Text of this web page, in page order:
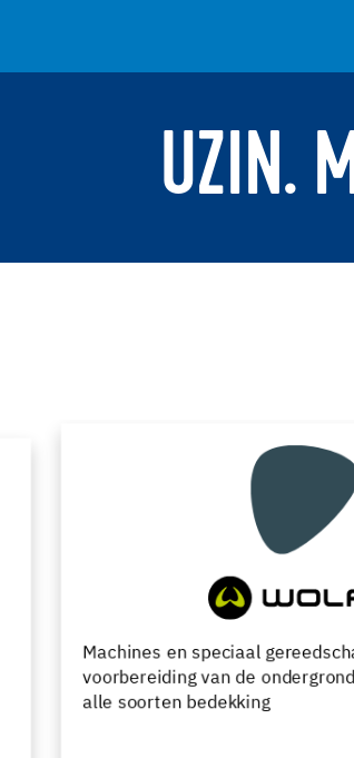
UZIN.
voor de
en het leggen van
en